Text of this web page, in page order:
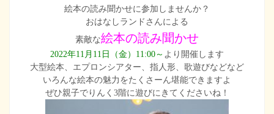
絵本の読み聞かせに参加しませんか？
おはなしランドさんによる
素敵な絵本の読み聞かせ
2022年11月11日（金）11:00～ より開催します
大型絵本、エプロンシアター、指人形、歌遊びなどなど
いろんな絵本の魅力をたくさーん堪能できますよ
ぜひ親子でりんく3階に遊びにきてくださいね！